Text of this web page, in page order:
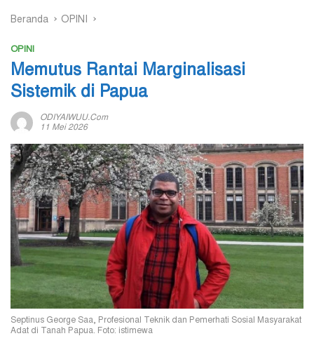
Beranda OPINI
OPINI
Memutus Rantai Marginalisasi
Sistemik di Papua
ODIYAIWUU.com
11 Mei 2026
Septinus George Saa, Profesional Teknik dan Pemerhati Sosial Masyarakat
Adat di Tanah Papua. Foto: istimewa